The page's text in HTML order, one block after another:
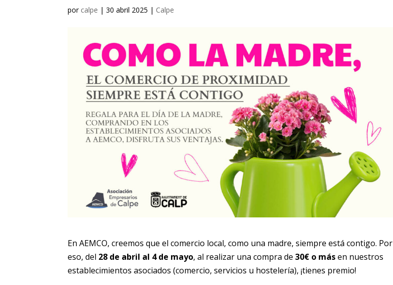
por calpe |30 abril 2025 | Calpe
En AEMCO, creemos que el comercio local, como una madre, siempre está contigo. Por
eso, del 28 de abril al 4 de mayo, al realizar una compra de30€ o másen nuestros
establecimientos asociados (comercio, servicios u hostelería), ¡tienes premio!